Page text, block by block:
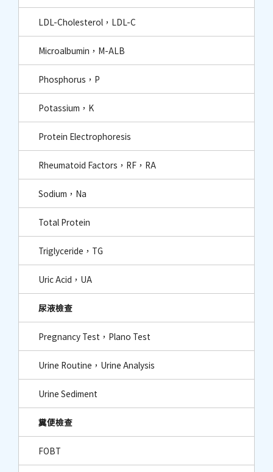
LDL-Cholesterol，LDL-C
Microalbumin，M-ALB
Phosphorus，P
Potassium，K
Protein Electrophoresis
Rheumatoid Factors，RF，RA
Sodium，Na
Total Protein
Triglyceride，TG
Uric Acid，UA
尿液檢查
Pregnancy Test，Plano Test
Urine Routine，Urine Analysis
Urine Sediment
糞便檢查
FOBT